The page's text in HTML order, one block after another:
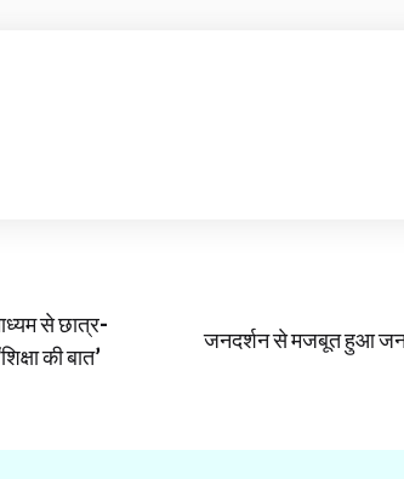
से छात्र-
की बात’
जनदर्शन से मजबूत हुआ